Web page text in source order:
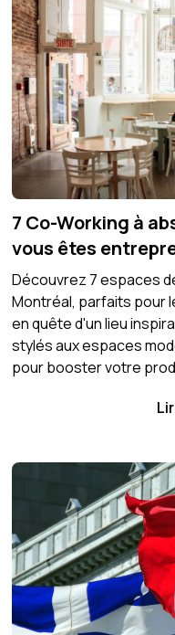
7 Co-Working à
vous êtes
Découvrez 7 espaces
Montréal, parfaits pour
en quête d'un lieu
stylés aux espaces
pour booster votre